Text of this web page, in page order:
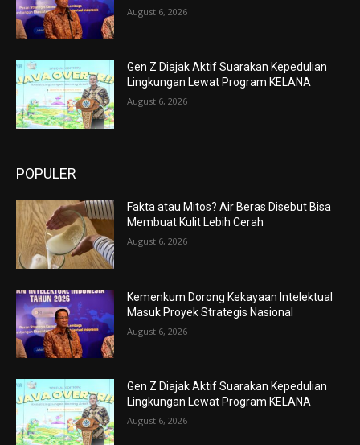
August 6, 2026
Gen Z Diajak Aktif Suarakan Kepedulian
Lingkungan Lewat Program KELANA
August 6, 2026
POPULER
Fakta atau Mitos? Air Beras Disebut Bisa
Membuat Kulit Lebih Cerah
August 6, 2026
Kemenkum Dorong Kekayaan Intelektual
Masuk Proyek Strategis Nasional
August 6, 2026
Gen Z Diajak Aktif Suarakan Kepedulian
Lingkungan Lewat Program KELANA
August 6, 2026